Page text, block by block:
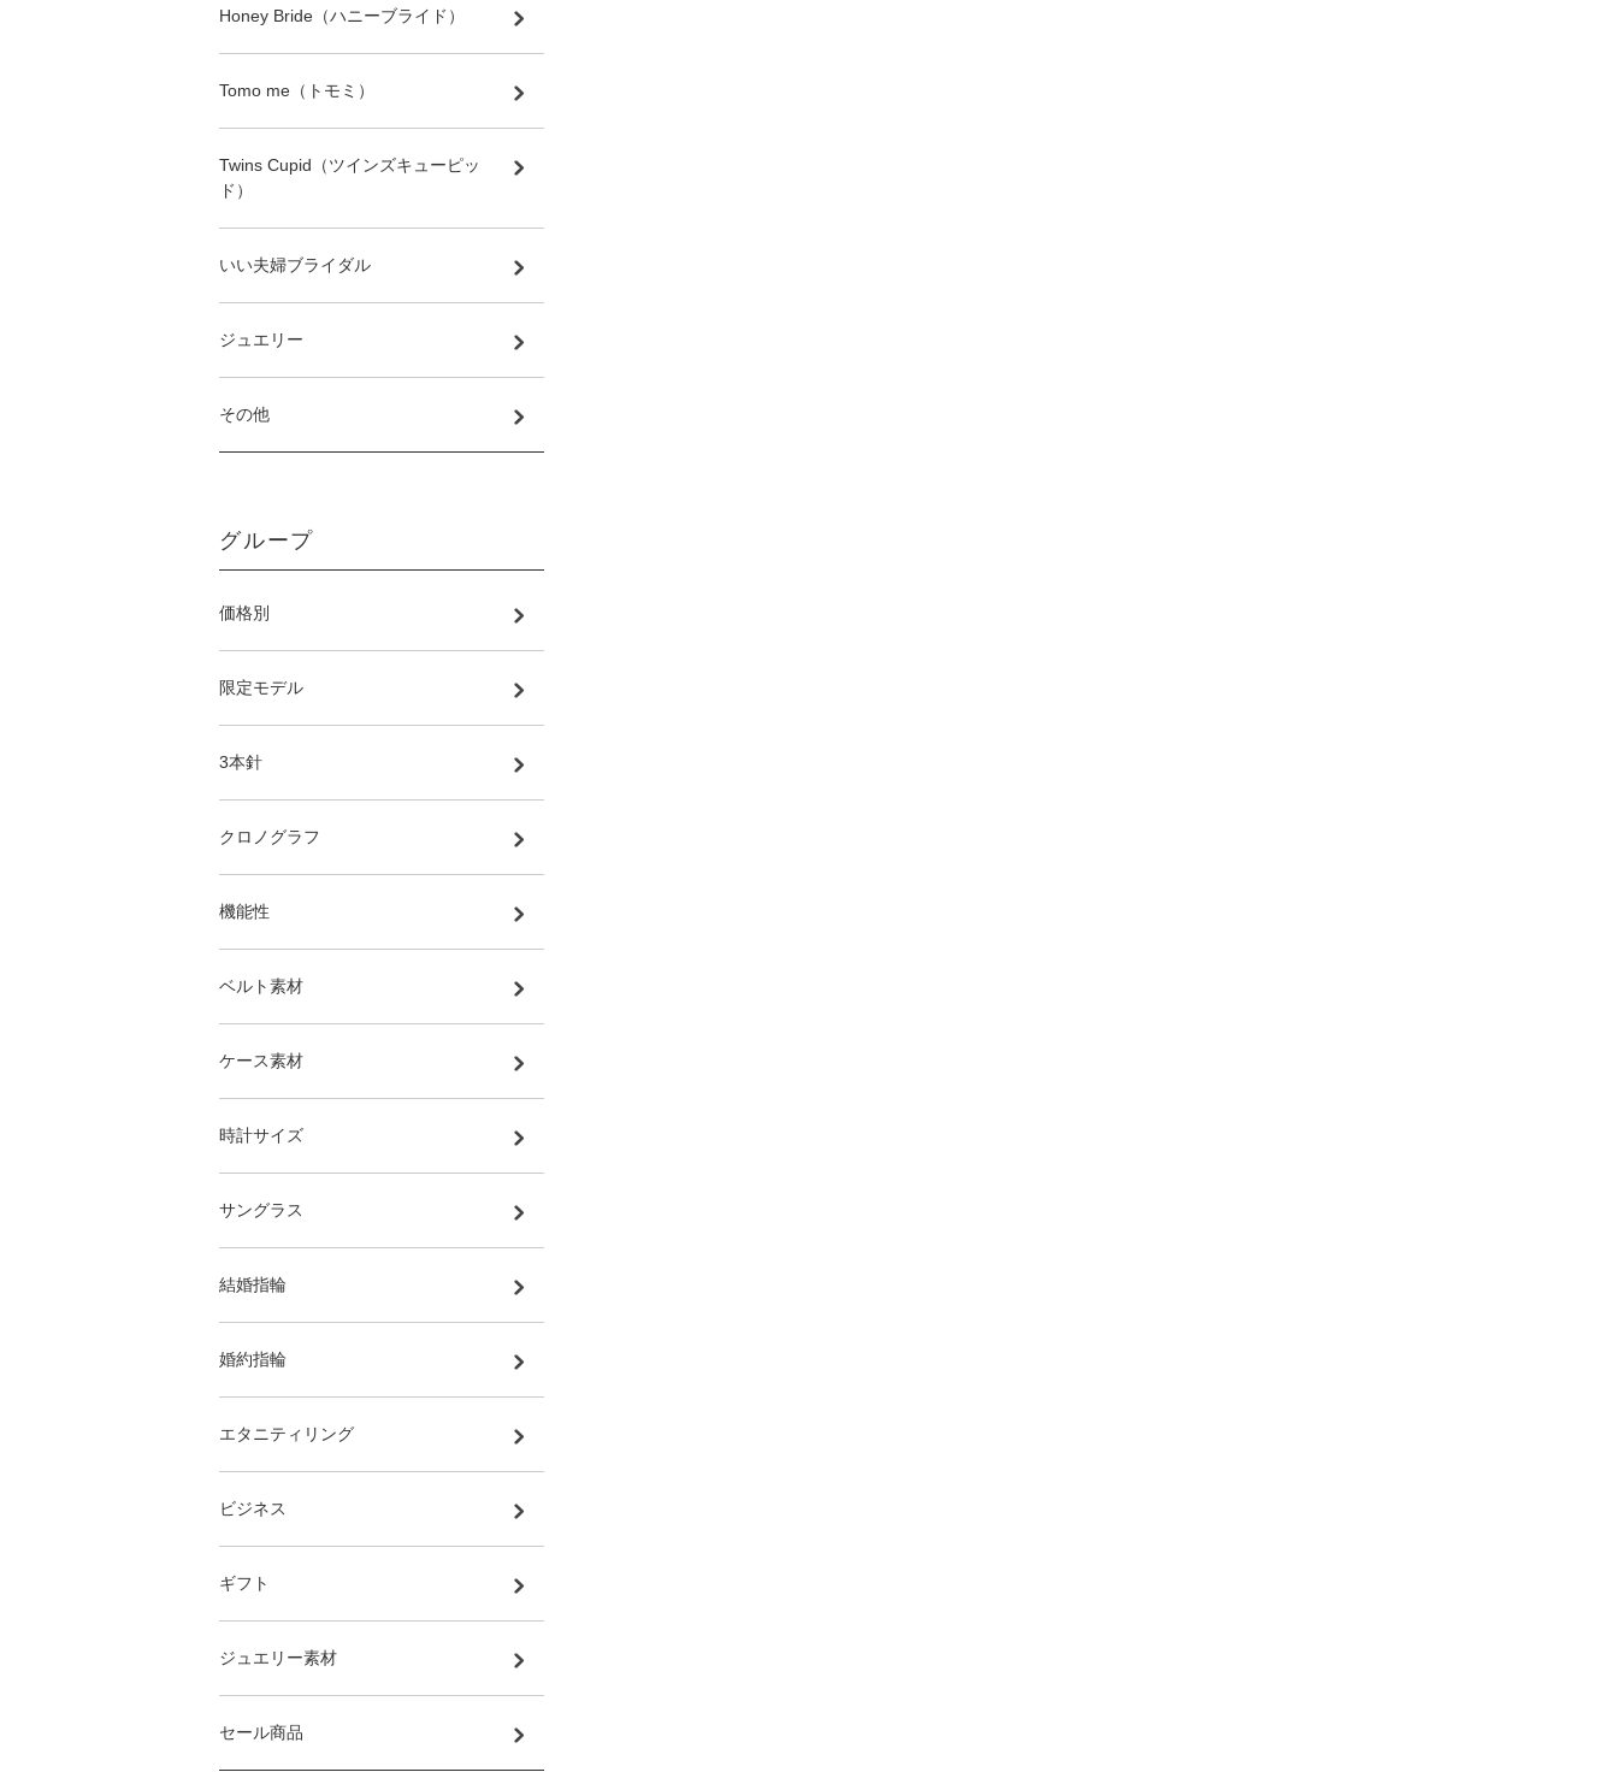
Honey Bride（ハニーブライド）
Tomo me（トモミ）
Twins Cupid（ツインズキューピッ
ド）
いい夫婦ブライダル
ジュエリー
その他
グループ
価格別
限定モデル
3本針
クロノグラフ
機能性
ベルト素材
ケース素材
時計サイズ
サングラス
結婚指輪
婚約指輪
エタニティリング
ビジネス
ギフト
ジュエリー素材
セール商品